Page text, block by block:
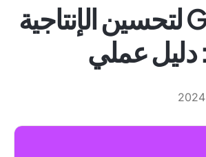
نظام GTD لتحسين الإنتاجية
دليل عملي